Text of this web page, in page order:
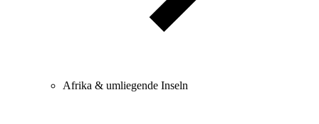
Afrika & umliegende Inseln